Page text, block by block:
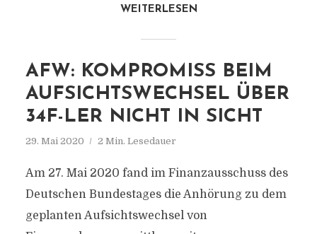
WEITERLESEN
AFW: KOMPROMISS BEIM
AUFSICHTSWECHSEL ÜBER
34F-LER NICHT IN SICHT
29. Mai 2020 2 Min. Lesedauer
Am 27. Mai 2020 fand im Finanzausschuss des
Deutschen Bundestages die Anhörung zu dem
geplanten Aufsichtswechsel von